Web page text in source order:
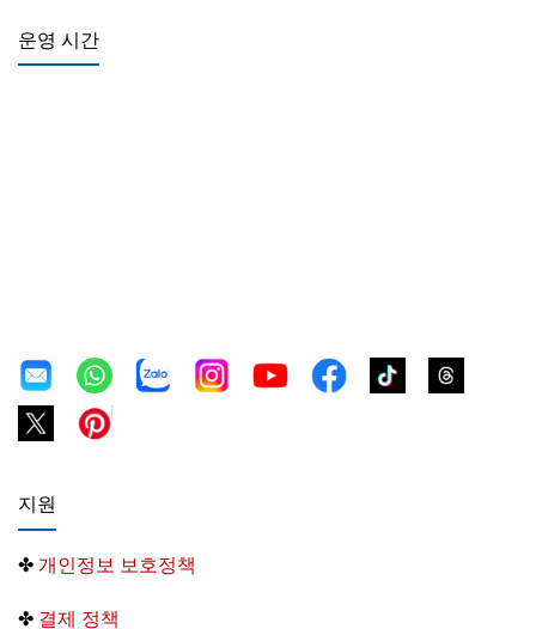
운영 시간
지원
✤ 개인정보 보호정책
✤ 결제 정책